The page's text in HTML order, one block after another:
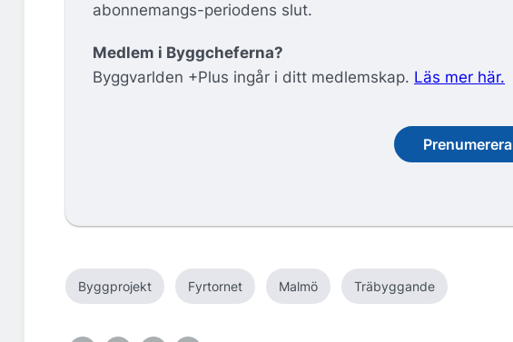
abonnemangs-periodens slut.
Medlem i Byggcheferna?
Byggvarlden +Plus ingår i ditt medlemskap. Läs mer här.
Prenumerera
Byggprojekt Fyrtornet Malmö Träbyggande